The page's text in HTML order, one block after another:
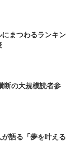
まつわるランキン
断の大規模読者参
語る「夢を叶える